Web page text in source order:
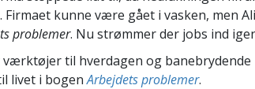
kunne være gået i vasken, men
problemer. Nu strømmer der jobs ind
værktøjer til hverdagen og
livet i bogenArbejdets problemer.